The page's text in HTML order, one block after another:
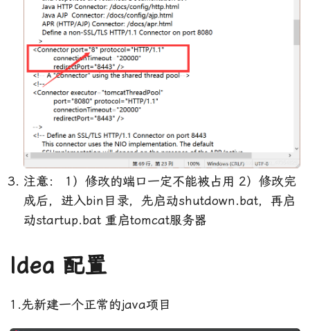
注意： 1）修改的端口一定不能被占用 2）修改完
成后，进入bin目录，先启动shutdown.bat，再启
动startup.bat 重启tomcat服务器
Idea 配置
1.先新建一个正常的java项目